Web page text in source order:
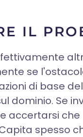
IL
se
di base
Se
accertarsi
spesso